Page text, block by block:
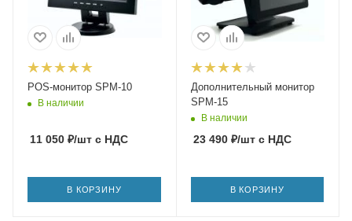
POS-монитор SPM-10
В наличии
11 050 ₽/шт с НДС
В КОРЗИНУ
Дополнительный монитор
SPM-15
В наличии
23 490₽/штс НДС
В КОРЗИНУ